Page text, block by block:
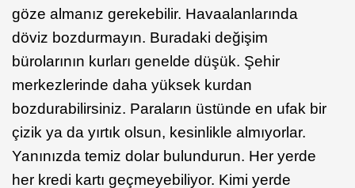
göze almanız gerekebilir. Havaalanlarında
döviz bozdurmayın. Buradaki değişim
bürolarının kurları genelde düşük. Şehir
merkezlerinde daha yüksek kurdan
bozdurabilirsiniz. Paraların üstünde en ufak bir
çizik ya da yırtık olsun, kesinlikle almıyorlar.
Yanınızda temiz dolar bulundurun. Her yerde
her kredi kartı geçmeyebiliyor. Kimi yerde